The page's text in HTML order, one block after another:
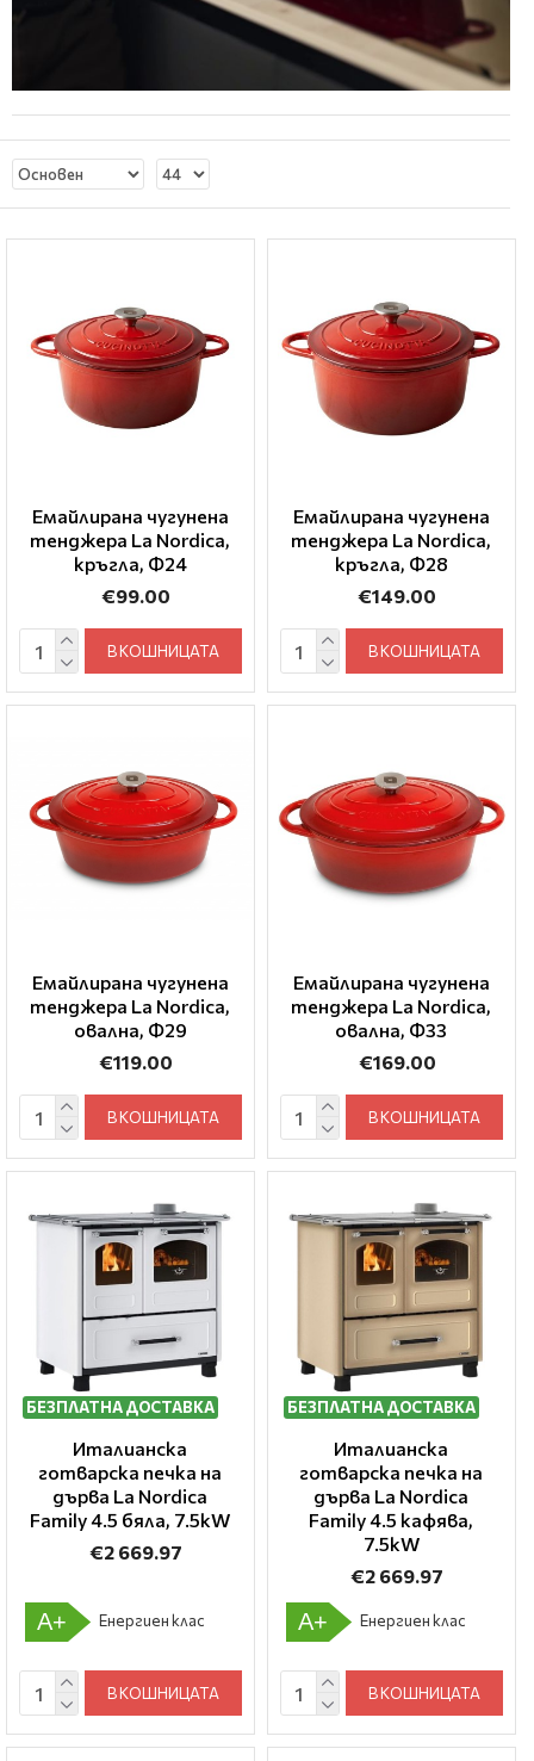
Емайлирана чугунена
тенджера La Nordica,
кръгла, Ф24
€99.00
В КОШНИЦАТА
Емайлирана чугунена
тенджера La Nordica,
кръгла, Ф28
€149.00
В КОШНИЦАТА
Емайлирана чугунена
тенджера La Nordica,
овална, Ф29
€119.00
В КОШНИЦАТА
Емайлирана чугунена
тенджера La Nordica,
овална, Ф33
€169.00
В КОШНИЦАТА
БЕЗПЛАТНА ДОСТАВКА
Италианска
готварска печка на
дърва La Nordica
Family 4.5 бяла, 7.5kW
€2 669.97
A+ Енергиен клас
В КОШНИЦАТА
БЕЗПЛАТНА ДОСТАВКА
Италианска
готварска печка на
дърва La Nordica
Family 4.5 кафява,
7.5kW
€2 669.97
A+ Енергиен клас
В КОШНИЦАТА